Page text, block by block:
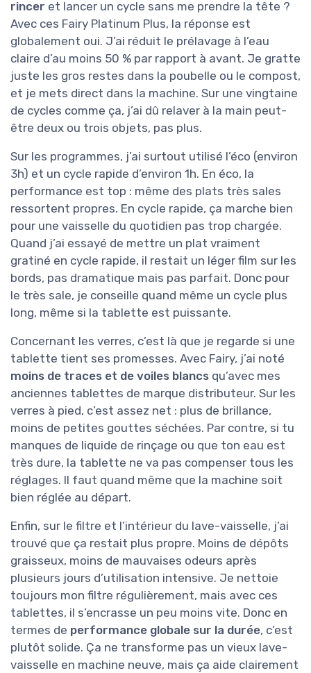
rincer et lancer un cycle sans me prendre la tête ?
Avec ces Fairy Platinum Plus, la réponse est
globalement oui. J’ai réduit le prélavage à l’eau
claire d’au moins 50 % par rapport à avant. Je gratte
juste les gros restes dans la poubelle ou le compost,
et je mets direct dans la machine. Sur une vingtaine
de cycles comme ça, j’ai dû relaver à la main peut-
être deux ou trois objets, pas plus.
Sur les programmes, j’ai surtout utilisé l’éco (environ
3h) et un cycle rapide d’environ 1h. En éco, la
performance est top : même des plats très sales
ressortent propres. En cycle rapide, ça marche bien
pour une vaisselle du quotidien pas trop chargée.
Quand j’ai essayé de mettre un plat vraiment
gratiné en cycle rapide, il restait un léger film sur les
bords, pas dramatique mais pas parfait. Donc pour
le très sale, je conseille quand même un cycle plus
long, même si la tablette est puissante.
Concernant les verres, c’est là que je regarde si une
tablette tient ses promesses. Avec Fairy, j’ai noté
moins de traces et de voiles blancs qu’avec mes
anciennes tablettes de marque distributeur. Sur les
verres à pied, c’est assez net : plus de brillance,
moins de petites gouttes séchées. Par contre, si tu
manques de liquide de rinçage ou que ton eau est
très dure, la tablette ne va pas compenser tous les
réglages. Il faut quand même que la machine soit
bien réglée au départ.
Enfin, sur le filtre et l’intérieur du lave-vaisselle, j’ai
trouvé que ça restait plus propre. Moins de dépôts
graisseux, moins de mauvaises odeurs après
plusieurs jours d’utilisation intensive. Je nettoie
toujours mon filtre régulièrement, mais avec ces
tablettes, il s’encrasse un peu moins vite. Donc en
termes de performance globale sur la durée, c’est
plutôt solide. Ça ne transforme pas un vieux lave-
vaisselle en machine neuve, mais ça aide clairement